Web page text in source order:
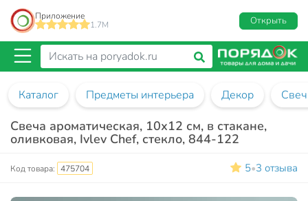
Приложение
1.7M
Открыть
Каталог Предметы интерьера Декор
Свеча ароматическая, 10х12 см, в стакане,
оливковая, Ivlev Chef, стекло, 844-122
Код товара: 475704 5•3 отзыва